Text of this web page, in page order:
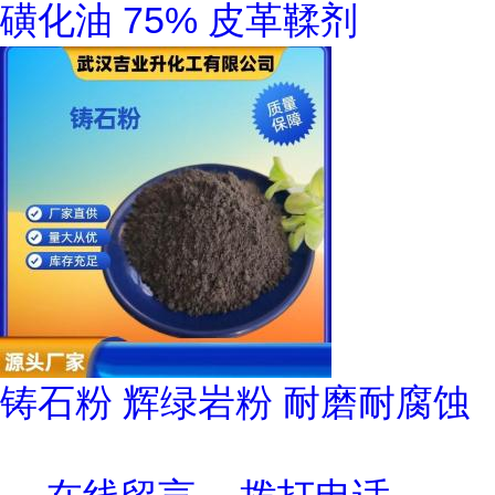
磺化油 75% 皮革鞣剂
铸石粉 辉绿岩粉 耐磨耐腐蚀